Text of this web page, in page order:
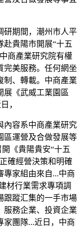
期間，潮州市人平
赴貴陽市開展“十五
商產業研究院有權
完美服務。任何網坐
制、轉載。中商產業
展《武威工業園區
，
容系中商產業研究
區運營及合做發展等
《貴陽貴安“十五
確經營決策和明確
專家組由來自...中商
材行業需求專項調
跟蹤汇集的一手市場
服務企業、投資企業
家團隊...近日，中商